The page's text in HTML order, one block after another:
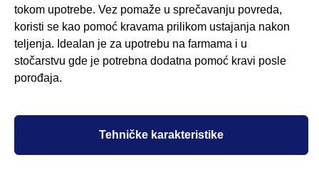
Tehničke karakteristike
tokom upotrebe. Vez pomaže u sprečavanju povreda,
koristi se kao pomoć kravama prilikom ustajanja nakon
teljenja. Idealan je za upotrebu na farmama i u
stočarstvu gde je potrebna dodatna pomoć kravi posle
porođaja.